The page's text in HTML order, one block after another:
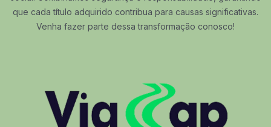
que cada título adquirido contribua para causas significativas.
Venha fazer parte dessa transformação conosco!